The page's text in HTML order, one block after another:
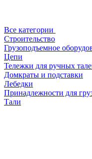
Все категории
Строительство
Грузоподъемное
Цепи
Тележки для ручных
Домкраты и подставки
Лебедки
Принадлежности для
Тали